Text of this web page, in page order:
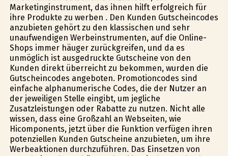
Marketinginstrument, das ihnen hilft erfolgreich für
ihre Produkte zu werben . Den Kunden Gutscheincodes
anzubieten gehört zu den klassischen und sehr
unaufwendigen Werbeinstrumenten, auf die Online-
Shops immer häufiger zurückgreifen, und da es
unmöglich ist ausgedruckte Gutscheine von den
Kunden direkt überreicht zu bekommen, wurden die
Gutscheincodes angeboten. Promotioncodes sind
einfache alphanumerische Codes, die der Nutzer an
der jeweiligen Stelle eingibt, um jegliche
Zusatzleistungen oder Rabatte zu nutzen. Nicht alle
wissen, dass eine Großzahl an Webseiten, wie
Hificomponents, jetzt über die Funktion verfügen ihren
potenziellen Kunden Gutscheine anzubieten, um ihre
Werbeaktionen durchzuführen. Das Einsetzen von